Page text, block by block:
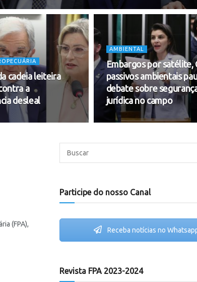
cadeia leiteira
a
desleal
AMBIENTAL
Embargos por satélite,
passivos ambientais
debate sobre
jurídica no campo
(FPA),
Participe do nosso Canal
Receba notícias no
Revista FPA 2023-2024